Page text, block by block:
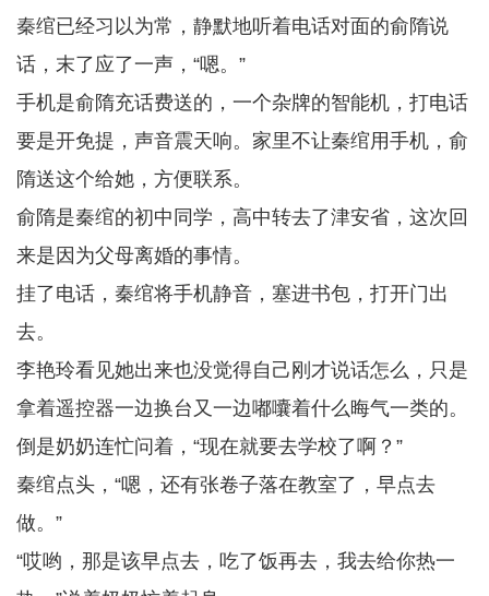
秦绾已经习以为常，静默地听着电话对面的俞隋说
话，末了应了一声，“嗯。”
手机是俞隋充话费送的，一个杂牌的智能机，打电话
要是开免提，声音震天响。家里不让秦绾用手机，俞
隋送这个给她，方便联系。
俞隋是秦绾的初中同学，高中转去了津安省，这次回
来是因为父母离婚的事情。
挂了电话，秦绾将手机静音，塞进书包，打开门出
去。
李艳玲看见她出来也没觉得自己刚才说话怎么，只是
拿着遥控器一边换台又一边嘟囔着什么晦气一类的。
倒是奶奶连忙问着，“现在就要去学校了啊？”
秦绾点头，“嗯，还有张卷子落在教室了，早点去
做。”
“哎哟，那是该早点去，吃了饭再去，我去给你热一